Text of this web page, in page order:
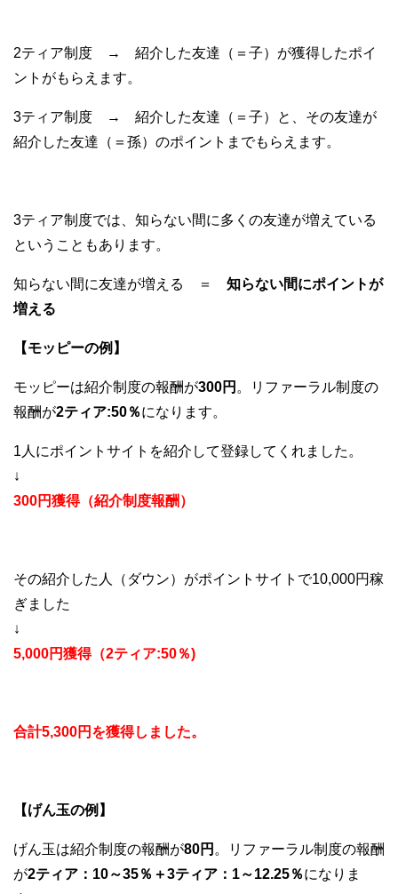
2ティア制度 → 紹介した友達（＝子）が獲得したポイ
ントがもらえます。
3ティア制度 → 紹介した友達（＝子）と、その友達が
紹介した友達（＝孫）のポイントまでもらえます。
3ティア制度では、知らない間に多くの友達が増えている
ということもあります。
知らない間に友達が増える ＝ 知らない間にポイントが
増える
【モッピーの例】
モッピーは紹介制度の報酬が300円 。リファーラル制度の
報酬が2ティア:50％になります。
1人にポイントサイトを紹介して登録してくれました。
↓
300円獲得（紹介制度報酬）
その紹介した人（ダウン）がポイントサイトで10,000円稼
ぎました
↓
5,000円獲得（2ティア:50％)
合計5,300円を獲得しました。
【げん玉の例】
げん玉は紹介制度の報酬が80円 。リファーラル制度の報酬
が2ティア：10～35％＋3ティア：1～12.25％になりま